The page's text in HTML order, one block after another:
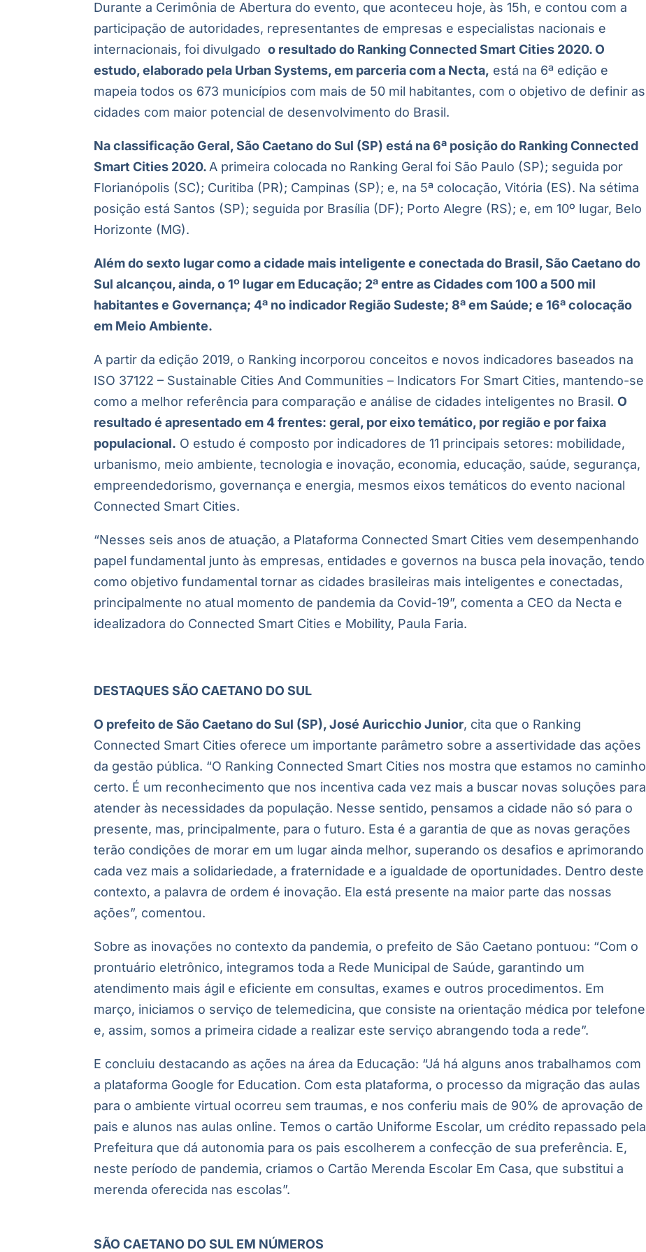
Durante a Cerimônia de Abertura do evento, que aconteceu hoje, às 15h, e contou com a
participação de autoridades, representantes de empresas e especialistas nacionais e
internacionais, foi divulgadoo resultado do Ranking Connected Smart Cities 2020. O
estudo, elaborado pela Urban Systems, em parceria com a Necta, está na 6ª edição e
mapeia todos os 673 municípios com mais de 50 mil habitantes, com o objetivo de definir as
cidades com maior potencial de desenvolvimento do Brasil.
Na classificação Geral, São Caetano do Sul (SP) está na 6ª posição do Ranking Connected
Smart Cities 2020. A primeira colocada no Ranking Geral foi São Paulo (SP); seguida por
Florianópolis (SC); Curitiba (PR); Campinas (SP); e, na 5ª colocação, Vitória (ES). Na sétima
posição está Santos (SP); seguida por Brasília (DF); Porto Alegre (RS); e, em 10º lugar, Belo
Horizonte (MG).
Além do sexto lugar como a cidade mais inteligente e conectada do Brasil, São Caetano do
Sul alcançou, ainda, o 1º lugar em Educação; 2ª entre as Cidades com 100 a 500 mil
habitantes e Governança; 4ª no indicador Região Sudeste; 8ª em Saúde; e 16ª colocação
em Meio Ambiente.
A partir da edição 2019, o Ranking incorporou conceitos e novos indicadores baseados na
ISO 37122 – Sustainable Cities And Communities – Indicators For Smart Cities, mantendo-se
como a melhor referência para comparação e análise de cidades inteligentes no Brasil.O
resultado é apresentado em 4 frentes: geral, por eixo temático, por região e por faixa
populacional. O estudo é composto por indicadores de 11 principais setores: mobilidade,
urbanismo, meio ambiente, tecnologia e inovação, economia, educação, saúde, segurança,
empreendedorismo, governança e energia, mesmos eixos temáticos do evento nacional
Connected Smart Cities.
“Nesses seis anos de atuação, a Plataforma Connected Smart Cities vem desempenhando
papel fundamental junto às empresas, entidades e governos na busca pela inovação, tendo
como objetivo fundamental tornar as cidades brasileiras mais inteligentes e conectadas,
principalmente no atual momento de pandemia da Covid-19”, comenta a CEO da Necta e
idealizadora do Connected Smart Cities e Mobility, Paula Faria.
DESTAQUES SÃO CAETANO DO SUL
O prefeito de São Caetano do Sul (SP), José Auricchio Junior, cita que o Ranking
Connected Smart Cities oferece um importante parâmetro sobre a assertividade das ações
da gestão pública. “O Ranking Connected Smart Cities nos mostra que estamos no caminho
certo. É um reconhecimento que nos incentiva cada vez mais a buscar novas soluções para
atender às necessidades da população. Nesse sentido, pensamos a cidade não só para o
presente, mas, principalmente, para o futuro. Esta é a garantia de que as novas gerações
terão condições de morar em um lugar ainda melhor, superando os desafios e aprimorando
cada vez mais a solidariedade, a fraternidade e a igualdade de oportunidades. Dentro deste
contexto, a palavra de ordem é inovação. Ela está presente na maior parte das nossas
ações”, comentou.
Sobre as inovações no contexto da pandemia, o prefeito de São Caetano pontuou: “Com o
prontuário eletrônico, integramos toda a Rede Municipal de Saúde, garantindo um
atendimento mais ágil e eficiente em consultas, exames e outros procedimentos. Em
março, iniciamos o serviço de telemedicina, que consiste na orientação médica por telefone
e, assim, somos a primeira cidade a realizar este serviço abrangendo toda a rede”.
E concluiu destacando as ações na área da Educação: “Já há alguns anos trabalhamos com
a plataforma Google for Education. Com esta plataforma, o processo da migração das aulas
para o ambiente virtual ocorreu sem traumas, e nos conferiu mais de 90% de aprovação de
pais e alunos nas aulas online. Temos o cartão Uniforme Escolar, um crédito repassado pela
Prefeitura que dá autonomia para os pais escolherem a confecção de sua preferência. E,
neste período de pandemia, criamos o Cartão Merenda Escolar Em Casa, que substitui a
merenda oferecida nas escolas”.
SÃO CAETANO DO SUL EM NÚMEROS